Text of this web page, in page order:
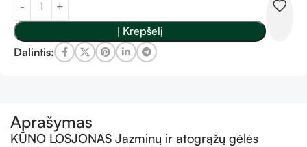
Į Krepšelį
Dalintis:
Aprašymas
KŪNO LOSJONAS Jazminų ir atogrąžų gėlės